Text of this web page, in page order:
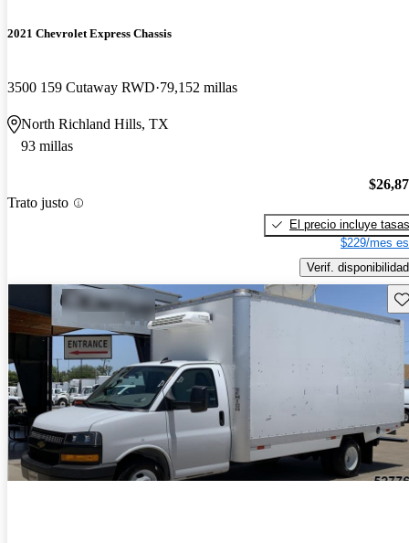
2021 Chevrolet Express Chassis
3500 159 Cutaway RWD 79,152 millas
North Richland Hills, TX
93 millas
Trato justo
El precio incluye tasas
$229/mes
Verif. disponibilidad